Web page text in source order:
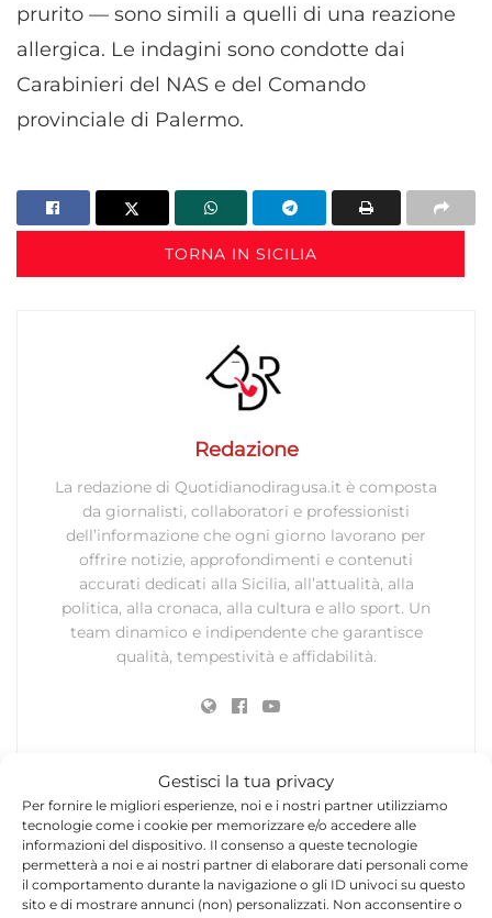
Gestisci la tua privacy
Per fornire le migliori esperienze, noi e i nostri partner utilizziamo
tecnologie come i cookie per memorizzare e/o accedere alle
informazioni del dispositivo. Il consenso a queste tecnologie
permetterà a noi e ai nostri partner di elaborare dati personali come
il comportamento durante la navigazione o gli ID univoci su questo
sito e di mostrare annunci (non) personalizzati. Non acconsentire o
prurito — sono simili a quelli di una reazione
allergica. Le indagini sono condotte dai
Carabinieri del NAS e del Comando
provinciale di Palermo.
TORNA IN SICILIA
Redazione
La redazione di Quotidianodiragusa.it è composta
da giornalisti, collaboratori e professionisti
dell’informazione che ogni giorno lavorano per
offrire notizie, approfondimenti e contenuti
accurati dedicati alla Sicilia, all’attualità, alla
politica, alla cronaca, alla cultura e allo sport. Un
team dinamico e indipendente che garantisce
qualità, tempestività e affidabilità.
Lascia un commento
Il tuo indirizzo email non sarà pubblicato. I campi
obbligatori sono contrassegnati*